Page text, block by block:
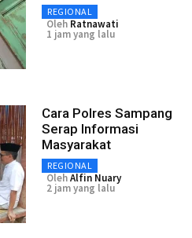
REGIONAL
Oleh Ratnawati
1 jam yang lalu
Cara Polres Sampang
Serap Informasi
Masyarakat
REGIONAL
OlehAlfin Nuary
2 jam yang lalu